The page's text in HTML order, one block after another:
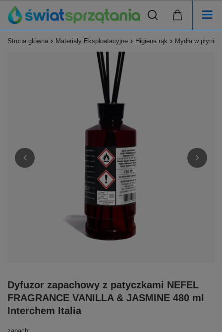
Strona główna Materiały Eksploatacyjne Higiena rąk Mydła w płynie
Dyfuzor zapachowy z patyczkami NEFEL
FRAGRANCE VANILLA & JASMINE 480 ml
Interchem Italia